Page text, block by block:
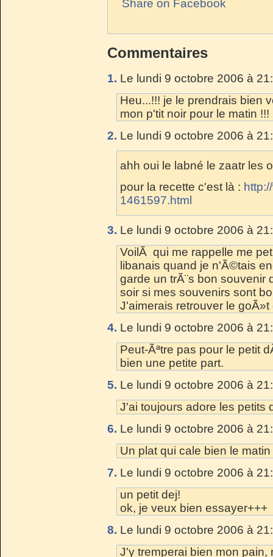
Share on Facebook
Commentaires
1. Le lundi 9 octobre 2006 à
Heu...!!! je le prendrais bien
mon p'tit noir pour le matin !!!
2. Le lundi 9 octobre 2006 à
ahh oui le labné le zaatr les
pour la recette c'est là :
1461597.html
3. Le lundi 9 octobre 2006 à
VoilÃ qui me rappelle me
libanais quand je n'Ã©tais
garde un trÃ¨s bon
soir si mes souvenirs sont
J'aimerais retrouver le
4. Le lundi 9 octobre 2006 à
Peut-Ãªtre pas pour le petit
bien une petite part.
5. Le lundi 9 octobre 2006 à
J'ai toujours adore les petits
6. Le lundi 9 octobre 2006 à
Un plat qui cale bien le matin
7. Le lundi 9 octobre 2006 à
un petit dej!
ok, je veux bien essayer+++
8. Le lundi 9 octobre 2006 à
J'y tremperai bien mon pain,